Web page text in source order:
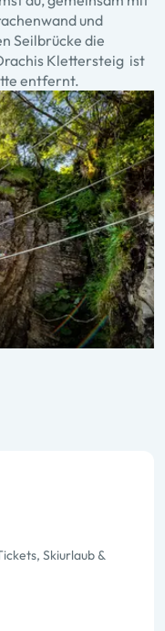
und
Seilbrücke die
Klettersteig ist
entfernt.
Skiurlaub &